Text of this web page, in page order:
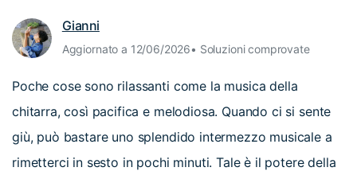
Gianni
Aggiornato a 12/06/2026• Soluzioni comprovate
Poche cose sono rilassanti come la musica della
chitarra, così pacifica e melodiosa. Quando ci si sente
giù, può bastare uno splendido intermezzo musicale a
rimetterci in sesto in pochi minuti. Tale è il potere della